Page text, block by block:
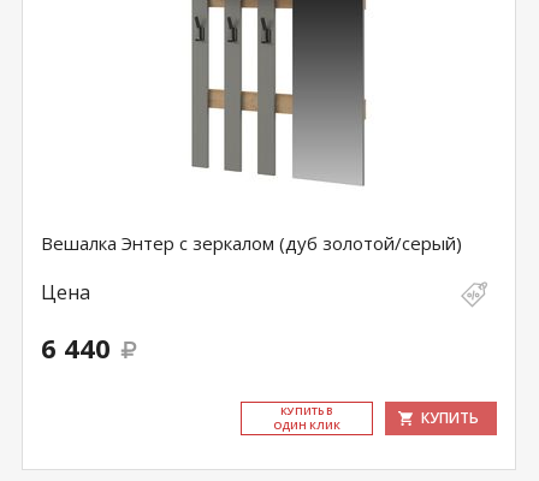
Вешалка Энтер с зеркалом (дуб золотой/серый)
Цена
6 440
КУ­ПИТЬ В
ОДИН КЛИК
КУПИТЬ